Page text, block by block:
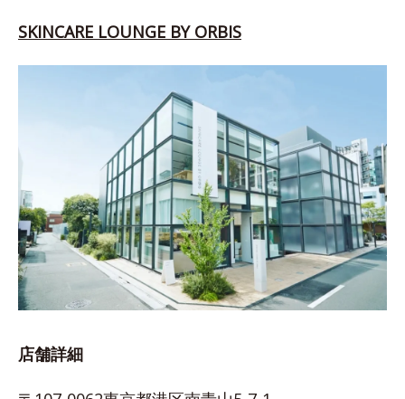
SKINCARE LOUNGE BY ORBIS
店舗詳細